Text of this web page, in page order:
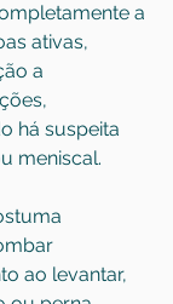
a
ativas,
a
há suspeita
meniscal.
ao levantar,